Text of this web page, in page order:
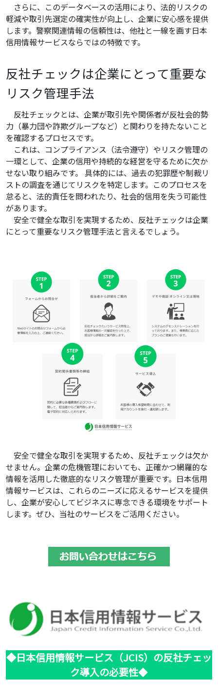
さらに、このデータベースの活用により、法的リスクの
軽減や取引先選定の確実性が向上し、企業に安心感を提供
します。警察関連情報の信頼性は、他社と一線を画す日本
信用情報サービスならではの特徴です。
反社チェックは企業にとって重要な
リスク管理手法
反社チェックとは、企業が取引先や関係者が反社会的勢
力（暴力団や詐欺グループなど）と関わりを持たないこと
を確認するプロセスです。
これは、コンプライアンス（法令遵守）やリスク管理の
一環として、企業の信用や持続的な経営を守るために欠か
せない取り組みです。 具体的には、過去の犯罪歴や制裁リ
ストの調査を通じてリスクを特定します。このプロセスを
怠ると、法的責任を問われたり、社会的信用を失う可能性
があります。
安全で健全な取引を実現するため、反社チェックは企業
にとって重要なリスク管理手法と言えるでしょう。
安全で健全な取引を実現するため、反社チェックは欠か
せません。企業の危機管理においても、正確かつ網羅的な
情報を活用した徹底的なリスク管理が重要です。日本信用
情報サービスは、これらのニーズに応えるサービスを提供
し、企業が安心してビジネスに専念できる環境をサポート
します。ぜひ、当社のサービスをご活用ください。
◆日本信用情報サービス（JCIS）の反社チェッ
ク導入の必要性◆